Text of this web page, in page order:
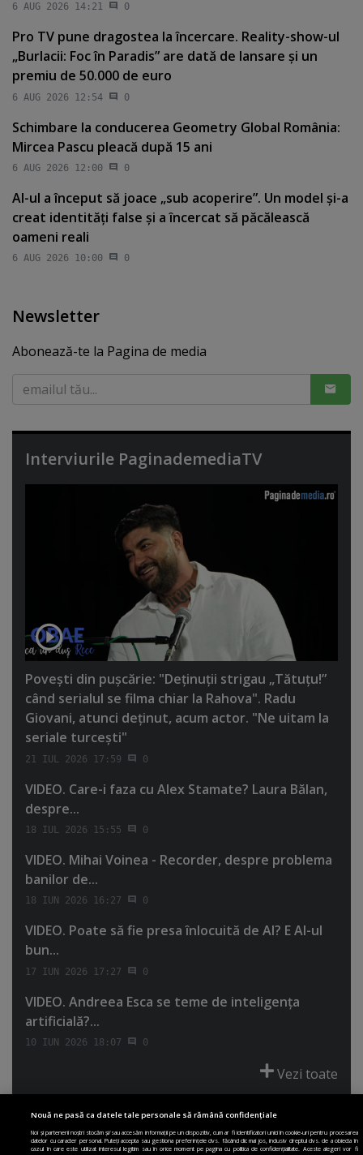
6 AUG 2026 14:21 0
Pro TV pune dragostea la încercare. Reality-show-ul
„Burlacii: Foc în Paradis” are dată de lansare şi un
premiu de 50.000 de euro
6 AUG 2026 12:54 0
Schimbare la conducerea Geometry Global România:
Mircea Pascu pleacă după 15 ani
6 AUG 2026 12:00 0
AI-ul a început să joace „sub acoperire”. Un model şi-a
creat identităţi false şi a încercat să păcălească
oameni reali
6 AUG 2026 10:00 0
Newsletter
Abonează-te la Pagina de media
Interviurile PaginademediaTV
Poveşti din puşcărie: "Deţinuţii strigau „Tătuţu!”
când serialul se filma chiar la Rahova". Radu
Giovani, atunci deţinut, acum actor. "Ne uitam la
seriale turceşti"
21 IUL 2026 17:59 0
VIDEO. Care-i faza cu Alex Stamate? Laura Bălan,
despre...
18 IUL 2026 15:55 0
VIDEO. Mihai Voinea - Recorder, despre problema
banilor de...
18 IUN 2026 16:27 0
VIDEO. Poate să fie presa înlocuită de AI? E AI-ul
bun...
17 IUN 2026 17:27 0
VIDEO. Andreea Esca se teme de inteligenţa
artificială?...
10 IUN 2026 18:07 0
Vezi toate
Nouă ne pasă ca datele tale personale să rămână confidențiale
Noi și partenerii noștri stocăm și/sau accesăm informații pe un dispozitiv, cum ar fi identificatori unici în cookie-uri pentru procesarea
datelor cu caracter personal. Puteți accepta sau gestiona preferințele dvs. făcând clic mai jos, inclusiv dreptul dvs. de a obiecta în
cazul în care este utilizat interesul legitim sau în orice moment pe pagina cu politica de confidențialitate. Aceste alegeri vor fi